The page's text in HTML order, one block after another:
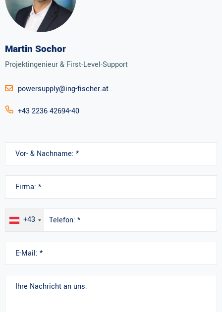
Martin Sochor
Projektingenieur & First-Level-Support
powersupply@ing-fischer.at
+43 2236 42694-40
+43